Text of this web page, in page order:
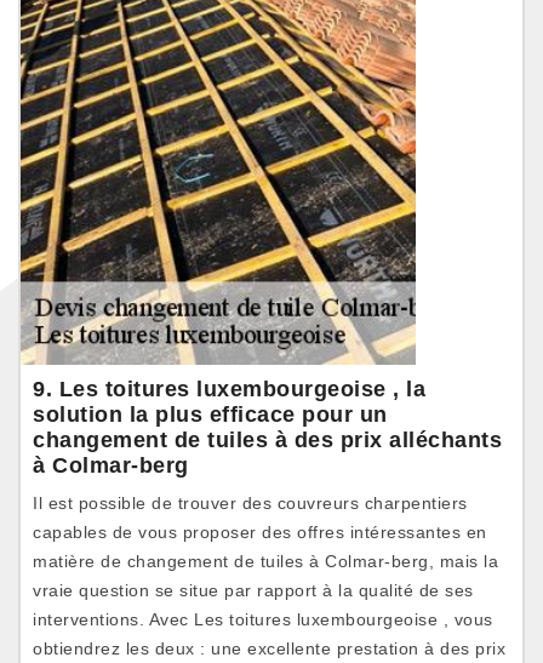
9. Les toitures luxembourgeoise , la
solution la plus efficace pour un
changement de tuiles à des prix alléchants
à Colmar-berg
Il est possible de trouver des couvreurs charpentiers
capables de vous proposer des offres intéressantes en
matière de changement de tuiles à Colmar-berg, mais la
vraie question se situe par rapport à la qualité de ses
interventions. Avec Les toitures luxembourgeoise , vous
obtiendrez les deux : une excellente prestation à des prix